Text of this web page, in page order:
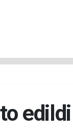
edildi